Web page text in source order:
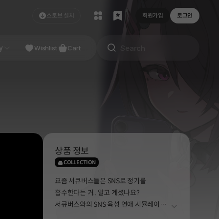
스토브 설치 회원가입 로그인
StudioWishlist Cart
상품 정보
COLLECTION
요즘 서큐버스들은 SNS로 정기를
흡수한다는 거.. 알고 계셨나요?
서큐버스와의 SNS 육성 연애 시뮬레이션,
더보기